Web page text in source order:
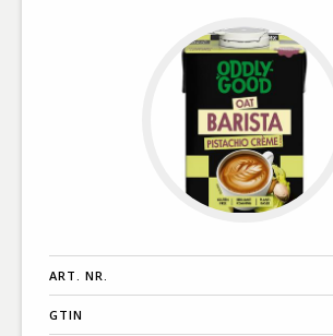
ART. NR.
GTIN